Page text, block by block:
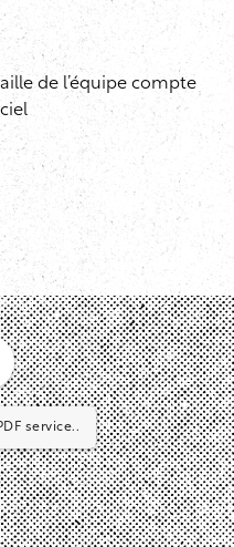
de l’équipe compte
service..